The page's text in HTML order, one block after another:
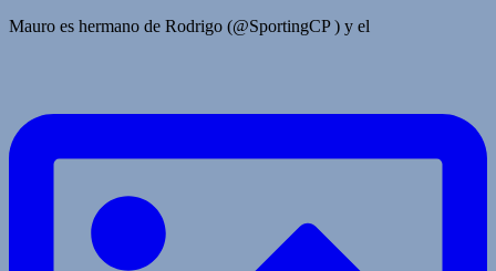
Mauro es hermano de Rodrigo (@SportingCP ) y el